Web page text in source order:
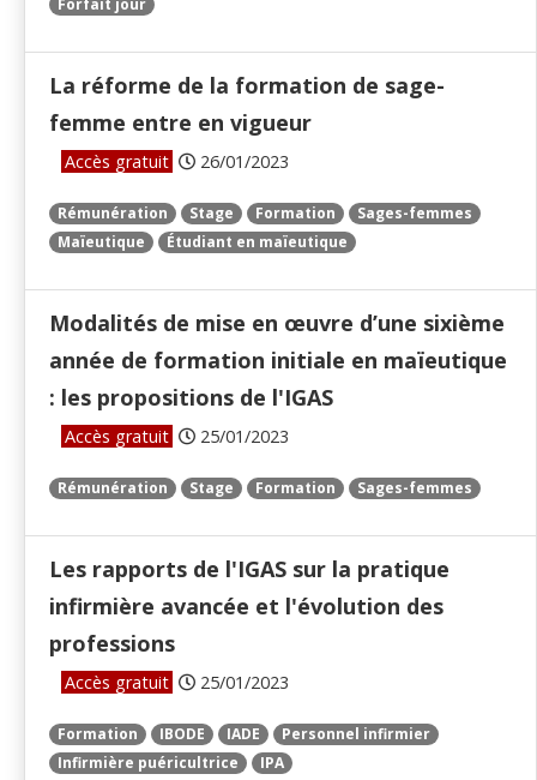
Forfait jour
La réforme de la formation de sage-
femme entre en vigueur
Accès gratuit 26/01/2023
Rémunération Stage Formation
Sages-femmes
Maïeutique
Étudiant en maïeutique
Modalités de mise en œuvre d’une sixième
année de formation initiale en maïeutique
: les propositions de l'IGAS
Accès gratuit 25/01/2023
Rémunération Stage Formation Sages-femmes
Les rapports de l'IGAS sur la pratique
infirmière avancée et l'évolution des
professions
Accès gratuit 25/01/2023
Formation IBODE IADE
Personnel infirmier
Infirmière puéricultrice
IPA